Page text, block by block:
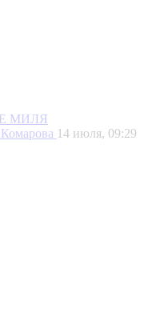
МИЛЯ
14 июля, 09:29